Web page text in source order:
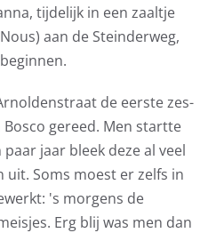
tijdelijk in een zaaltje
aan de Steinderweg,
de eerste zes-
gereed. Men startte
jaar bleek deze al veel
uit. Soms moest er zelfs in
's morgens de
Erg blij was men dan